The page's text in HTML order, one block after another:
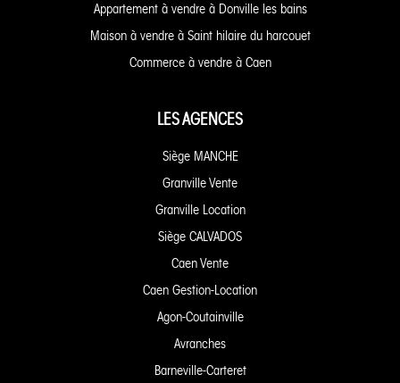
Appartement à vendre à Donville les bains
Maison à vendre à Saint hilaire du harcouet
Commerce à vendre à Caen
LES AGENCES
Siège MANCHE
Granville Vente
Granville Location
Siège CALVADOS
Caen Vente
Caen Gestion-Location
Agon-Coutainville
Avranches
Barneville-Carteret